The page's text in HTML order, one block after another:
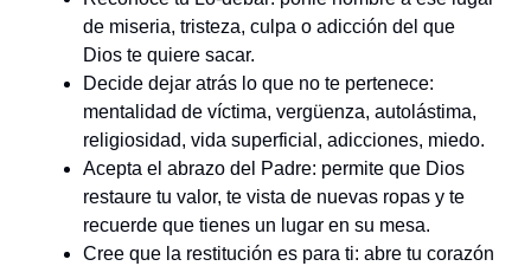
de miseria, tristeza, culpa o adicción del que
Dios te quiere sacar.
Decide dejar atrás lo que no te pertenece:
mentalidad de víctima, vergüenza, autolástima,
religiosidad, vida superficial, adicciones, miedo.
Acepta el abrazo del Padre: permite que Dios
restaure tu valor, te vista de nuevas ropas y te
recuerde que tienes un lugar en su mesa.
Cree que la restitución es para ti: abre tu corazón